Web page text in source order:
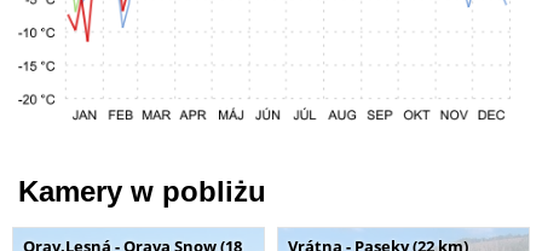
Kamery w pobliżu
Orav.Lesná - Orava Snow (18
Vrátna - Paseky (22 km)